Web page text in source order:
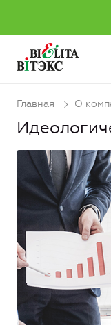
Главная О